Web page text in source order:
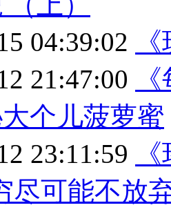
04:39:02
21:47:00
个儿菠萝蜜
23:11:59
尽可能不放